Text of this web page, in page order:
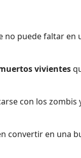
no puede faltar en
vivientes
con los zombis
convertir en una